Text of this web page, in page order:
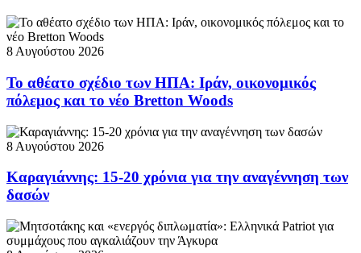
8 Αυγούστου 2026
Το αθέατο σχέδιο των ΗΠΑ: Ιράν, οικονομικός
πόλεμος και το νέο Bretton Woods
8 Αυγούστου 2026
Καραγιάννης: 15-20 χρόνια για την αναγέννηση των
δασών